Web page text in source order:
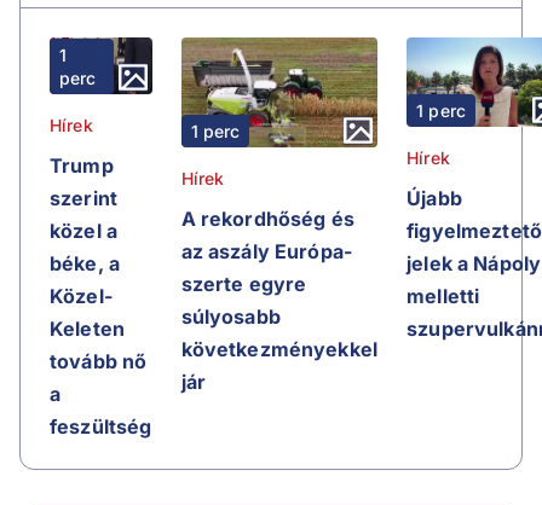
1
perc
Hírek
Trump
szerint
közel a
béke, a
Közel-
Keleten
tovább nő
a
feszültség
1 perc
Hírek
A rekordhőség és
az aszály Európa-
szerte egyre
súlyosabb
következményekkel
jár
1 perc
Hírek
Újabb
figyelmeztető
jelek a Nápoly
melletti